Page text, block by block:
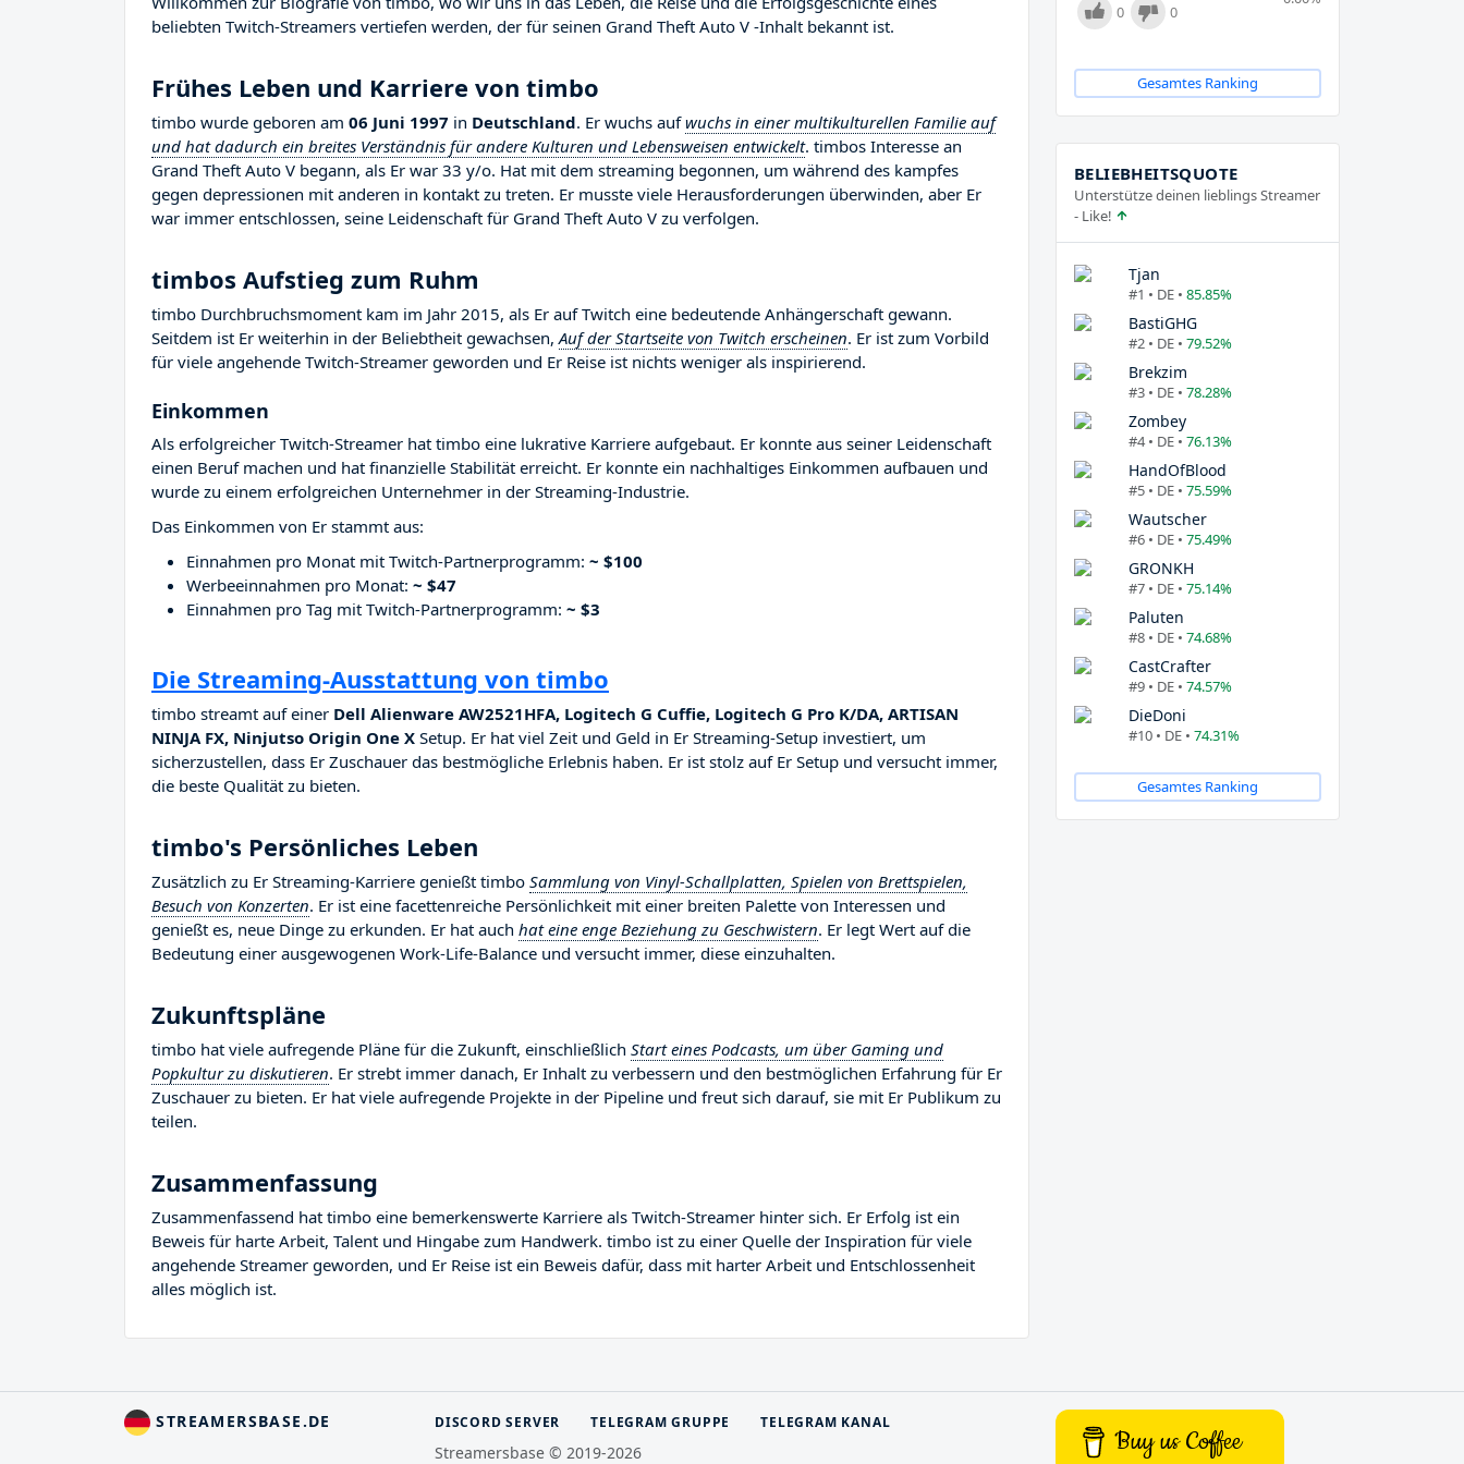
beliebten Twitch-Streamers vertiefen werden, der für seinen Grand Theft Auto V -Inhalt bekannt ist.
Frühes Leben und Karriere von timbo
timbo wurde geboren am 06 Juni 1997 in Deutschland. Er wuchs aufwuchs in einer multikulturellen Familie auf
und hat dadurch ein breites Verständnis für andere Kulturen und Lebensweisen entwickelt. timbos Interesse an
Grand Theft Auto V begann, als Er war 33 y/o. Hat mit dem streaming begonnen, um während des kampfes
gegen depressionen mit anderen in kontakt zu treten. Er musste viele Herausforderungen überwinden, aber Er
war immer entschlossen, seine Leidenschaft für Grand Theft Auto V zu verfolgen.
timbos Aufstieg zum Ruhm
timbo Durchbruchsmoment kam im Jahr 2015, als Er auf Twitch eine bedeutende Anhängerschaft gewann.
Seitdem ist Er weiterhin in der Beliebtheit gewachsen,Auf der Startseite von Twitch erscheinen. Er ist zum Vorbild
für viele angehende Twitch-Streamer geworden und Er Reise ist nichts weniger als inspirierend.
Einkommen
Als erfolgreicher Twitch-Streamer hat timbo eine lukrative Karriere aufgebaut. Er konnte aus seiner Leidenschaft
einen Beruf machen und hat finanzielle Stabilität erreicht. Er konnte ein nachhaltiges Einkommen aufbauen und
wurde zu einem erfolgreichen Unternehmer in der Streaming-Industrie.
Das Einkommen von Er stammt aus:
Einnahmen pro Monat mit Twitch-Partnerprogramm: ~ $100
Werbeeinnahmen pro Monat: ~ $47
Einnahmen pro Tag mit Twitch-Partnerprogramm: ~ $3
Die Streaming-Ausstattung von timbo
timbo streamt auf einer Dell Alienware AW2521HFA, Logitech G Cuffie, Logitech G Pro K/DA, ARTISAN
NINJA FX, Ninjutso Origin One X Setup. Er hat viel Zeit und Geld in Er Streaming-Setup investiert, um
sicherzustellen, dass Er Zuschauer das bestmögliche Erlebnis haben. Er ist stolz auf Er Setup und versucht immer,
die beste Qualität zu bieten.
timbo's Persönliches Leben
Zusätzlich zu Er Streaming-Karriere genießt timbo Sammlung von Vinyl-Schallplatten, Spielen von Brettspielen,
Besuch von Konzerten. Er ist eine facettenreiche Persönlichkeit mit einer breiten Palette von Interessen und
genießt es, neue Dinge zu erkunden. Er hat auch hat eine enge Beziehung zu Geschwistern. Er legt Wert auf die
Bedeutung einer ausgewogenen Work-Life-Balance und versucht immer, diese einzuhalten.
Zukunftspläne
timbo hat viele aufregende Pläne für die Zukunft, einschließlich Start eines Podcasts, um über Gaming und
Popkultur zu diskutieren. Er strebt immer danach, Er Inhalt zu verbessern und den bestmöglichen Erfahrung für Er
Zuschauer zu bieten. Er hat viele aufregende Projekte in der Pipeline und freut sich darauf, sie mit Er Publikum zu
teilen.
Zusammenfassung
Zusammenfassend hat timbo eine bemerkenswerte Karriere als Twitch-Streamer hinter sich. Er Erfolg ist ein
Beweis für harte Arbeit, Talent und Hingabe zum Handwerk. timbo ist zu einer Quelle der Inspiration für viele
angehende Streamer geworden, und Er Reise ist ein Beweis dafür, dass mit harter Arbeit und Entschlossenheit
alles möglich ist.
0 0
Gesamtes Ranking
BELIEBHEITSQUOTE
Unterstütze deinen lieblings Streamer
- Like!
Tjan
#1 • DE • 85.85%
BastiGHG
#2 • DE • 79.52%
Brekzim
#3 • DE • 78.28%
Zombey
#4 • DE • 76.13%
HandOfBlood
#5 • DE • 75.59%
Wautscher
#6 • DE • 75.49%
GRONKH
#7 • DE • 75.14%
Paluten
#8 • DE • 74.68%
CastCrafter
#9 • DE • 74.57%
DieDoni
#10 • DE • 74.31%
Gesamtes Ranking
STREAMERSBASE.DE DISCORD SERVER TELEGRAM GRUPPE TELEGRAM KANAL
Streamersbase © 2019-2026 Buy us Coffee